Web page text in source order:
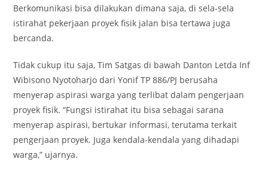
Berkomunikasi bisa dilakukan dimana saja, di sela-sela
istirahat pekerjaan proyek fisik jalan bisa tertawa juga
bercanda.
Tidak cukup itu saja, Tim Satgas di bawah Danton Letda Inf
Wibisono Nyotoharjo dari Yonif TP 886/PJ berusaha
menyerap aspirasi warga yang terlibat dalam pengerjaan
proyek fisik. “Fungsi istirahat itu bisa sebagai sarana
menyerap aspirasi, bertukar informasi, terutama terkait
pengerjaan proyek. Juga kendala-kendala yang dihadapi
warga,” ujarnya.